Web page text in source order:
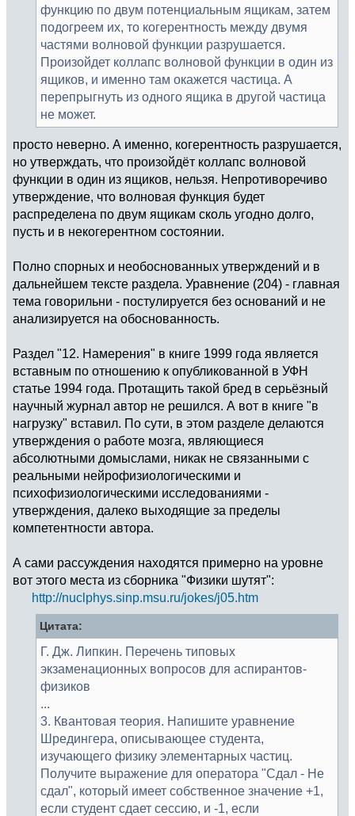
функцию по двум потенциальным ящикам, затем
подогреем их, то когерентность между двумя
частями волновой функции разрушается.
Произойдет коллапс волновой функции в один из
ящиков, и именно там окажется частица. А
перепрыгнуть из одного ящика в другой частица
не может.
просто неверно. А именно, когерентность разрушается,
но утверждать, что произойдёт коллапс волновой
функции в один из ящиков, нельзя. Непротиворечиво
утверждение, что волновая функция будет
распределена по двум ящикам сколь угодно долго,
пусть и в некогерентном состоянии.
Полно спорных и необоснованных утверждений и в
дальнейшем тексте раздела. Уравнение (204) - главная
тема говорильни - постулируется без оснований и не
анализируется на обоснованность.
Раздел "12. Намерения" в книге 1999 года является
вставным по отношению к опубликованной в УФН
статье 1994 года. Протащить такой бред в серьёзный
научный журнал автор не решился. А вот в книге "в
нагрузку" вставил. По сути, в этом разделе делаются
утверждения о работе мозга, являющиеся
абсолютными домыслами, никак не связанными с
реальными нейрофизиологическими и
психофизиологическими исследованиями -
утверждения, далеко выходящие за пределы
компетентности автора.
А сами рассуждения находятся примерно на уровне
вот этого места из сборника "Физики шутят":
http://nuclphys.sinp.msu.ru/jokes/j05.htm
Цитата:
Г. Дж. Липкин. Перечень типовых
экзаменационных вопросов для аспирантов-
физиков
...
3. Квантовая теория. Напишите уравнение
Шредингера, описывающее студента,
изучающего физику элементарных частиц.
Получите выражение для оператора "Сдал - Не
сдал", который имеет собственное значение +1,
если студент сдает сессию, и -1, если